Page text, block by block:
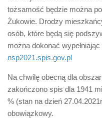
tożsamość będzie można
Żukowie. Drodzy
osób, które będą się
można dokonać
nsp2021.spis.gov.pl
Na chwilę obecną dla
zakończono spis dla 1941
% (stan na dzień
obowiązkowy.